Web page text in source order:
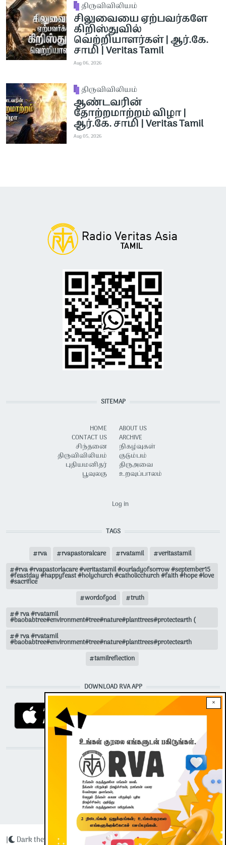
திருவிவிலியம்
சிலுவையை ஏற்பவர்களே
கிறிஸ்துவில்
வெற்றியாளர்கள் | ஆர்.கே.
சாமி | Veritas Tamil
Aug 06, 2026
திருவிவிலியம்
ஆண்டவரின்
தோற்றமாற்றம் விழா |
ஆர்.கே. சாமி | Veritas Tamil
Aug 05, 2026
×
SITEMAP
HOME
CONTACT US
சிந்தனை
திருவிவிலியம்
புதியமனிதர்
பூவுலகு
ABOUT US
ARCHIVE
நிகழ்வுகள்
குடும்பம்
திருஅவை
உறவுப்பாலம்
Log in
TAGS
rva rvapastoralcare rvatamil
veritastamil
#rva #rvapastorlacare #veritastamil #ourladyofsorrow #september15
#feastday #happyfeast #holychurch #catholicchurch #faith #hope #love
#sacrifice
wordofgod
truth
# rva #rvatamil
#baobabtree#environment#tree#nature#planttrees#protectearth (
# rva #rvatamil
#baobabtree#environment#tree#nature#planttrees#protectearth
tamilreflection
DOWNLOAD RVA APP
STAY CONNECTED WITH US!
| Dark theme